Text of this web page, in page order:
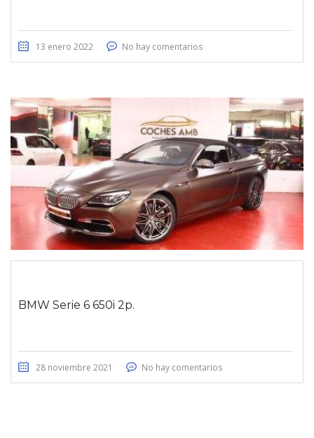
13 enero 2022 No hay comentarios
BMW Serie 6 650i 2p.
28 noviembre 2021 No hay comentarios